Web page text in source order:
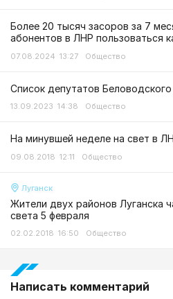
Более 20 тысяч засоров за 7
абонентов в ЛНР пользоваться
07.08.2024 13:27 Общество
Список депутатов
13.09.2023 14:38 Общество
На минувшей неделе на свет в
09.08.2018 12:11 Общество
Луганск
Жители двух районов Луганска
света 5 февраля
02.02.2018 16:50 Общество
Написать комментарий